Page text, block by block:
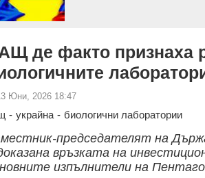
де факто признаха
Юни, 2026 18:47
- украйна - биологични лаборатории
председателят на
връзката на
изпълнители на